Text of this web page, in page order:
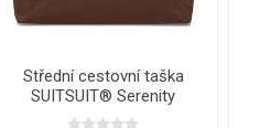
Střední cestovní taška
SUITSUIT® Serenity
Chocolate Brown -